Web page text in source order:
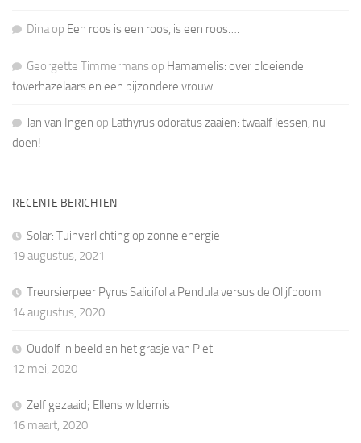
Dinaop Een roos is een roos, is een roos….
Georgette Timmermans op Hamamelis: over bloeiende
toverhazelaars en een bijzondere vrouw
Jan van Ingen op Lathyrus odoratus zaaien: twaalf lessen, nu
doen!
RECENTE BERICHTEN
Solar: Tuinverlichting op zonne energie
19 augustus, 2021
Treursierpeer Pyrus Salicifolia Pendula versus de Olijfboom
14 augustus, 2020
Oudolf in beeld en het grasje van Piet
12 mei, 2020
Zelf gezaaid; Ellens wildernis
16 maart, 2020